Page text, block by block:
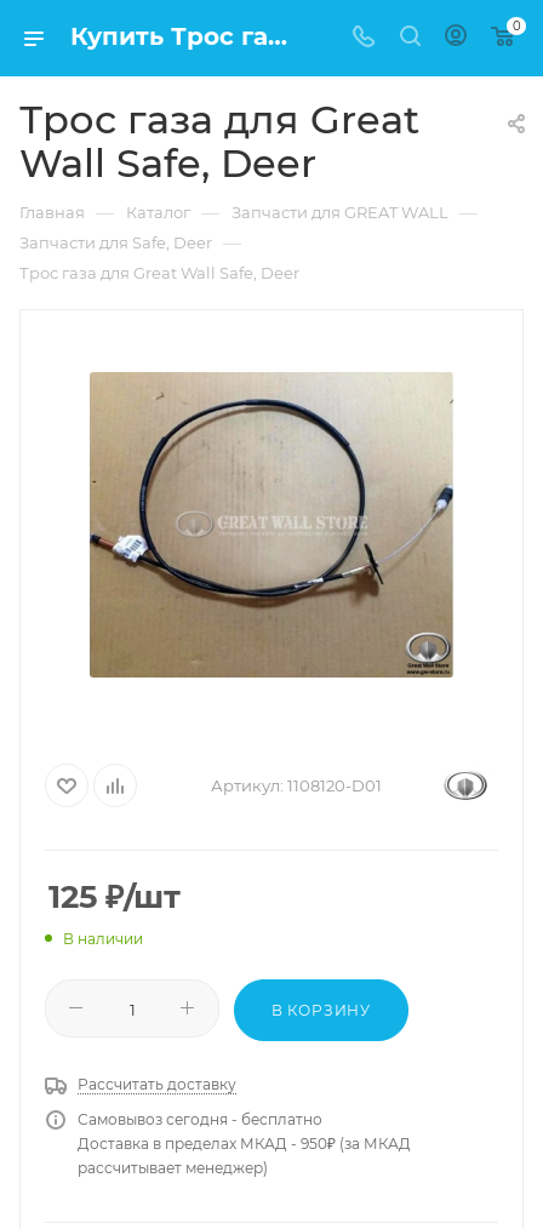
Купить Трос газа для Great Wall Safe, Deer в Москве по низкой цене 0
Трос газа для Great
Wall Safe, Deer
Главная — Каталог — Запчасти для GREAT WALL —
Запчасти для Safe, Deer —
Трос газа для Great Wall Safe, Deer
Артикул: 1108120-D01
125 ₽/шт
В наличии
В КОРЗИНУ
Рассчитать доставку
Самовывоз сегодня - бесплатно
Доставка в пределах МКАД - 950₽ (за МКАД
рассчитывает менеджер)